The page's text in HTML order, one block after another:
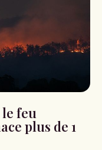
feu
plus de 1